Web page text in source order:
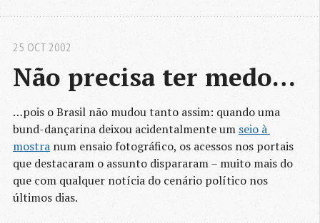
Não precisa ter medo…
25 OCT 2002
…pois o Brasil não mudou tanto assim: quando uma
bund-dançarina deixou acidentalmente um seio à
mostra num ensaio fotográfico, os acessos nos portais
que destacaram o assunto dispararam – muito mais do
que com qualquer notícia do cenário político nos
últimos dias.